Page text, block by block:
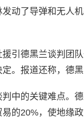
动了导弹和无人
引德黑兰谈判团
。报道还称，德
中的关键难点。
的20%，使地缘